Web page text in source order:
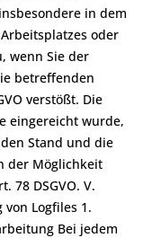
in dem
oder
wenn Sie der
betreffenden
verstößt. Die
eingereicht wurde,
Stand und die
der Möglichkeit
78 DSGVO. V.
Logfiles 1.
Bei jedem